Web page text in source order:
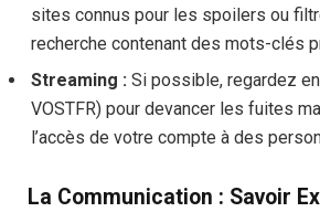
sites connus pour les spoilers ou
recherche contenant des mots-clés
Streaming : Si possible, regardez
VOSTFR) pour devancer les fuites
l’accès de votre compte à des
La Communication : Savoir